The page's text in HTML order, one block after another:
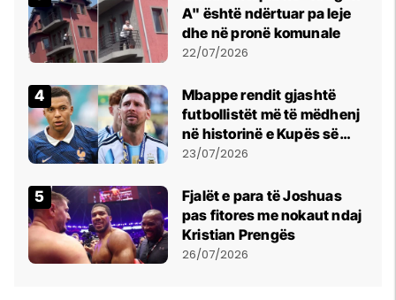
A" është ndërtuar pa leje
dhe në pronë komunale
22/07/2026
Mbappe rendit gjashtë
futbollistët më të mëdhenj
në historinë e Kupës së
Botës, Messi mbetet i dyti
23/07/2026
Fjalët e para të Joshuas
pas fitores me nokaut ndaj
Kristian Prengës
26/07/2026